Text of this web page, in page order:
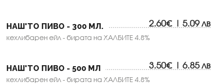
НАШ'ТО ПИВО - 300 МЛ. 2.60€ | 5.09 лв
кехлибарен ейл - бирата на ХАЛБИТЕ 4.8%
НАШ'ТО ПИВО - 500 МЛ 3.50€ | 6.85 лв
кехлибарен ейл - бирата на ХАЛБИТЕ 4.8%